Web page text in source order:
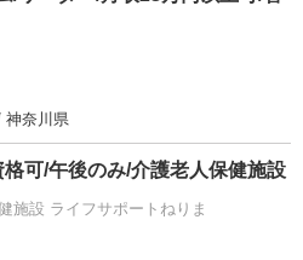
神奈川県
格可/午後のみ/介護老人保健施設
施設 ライフサポートねりま